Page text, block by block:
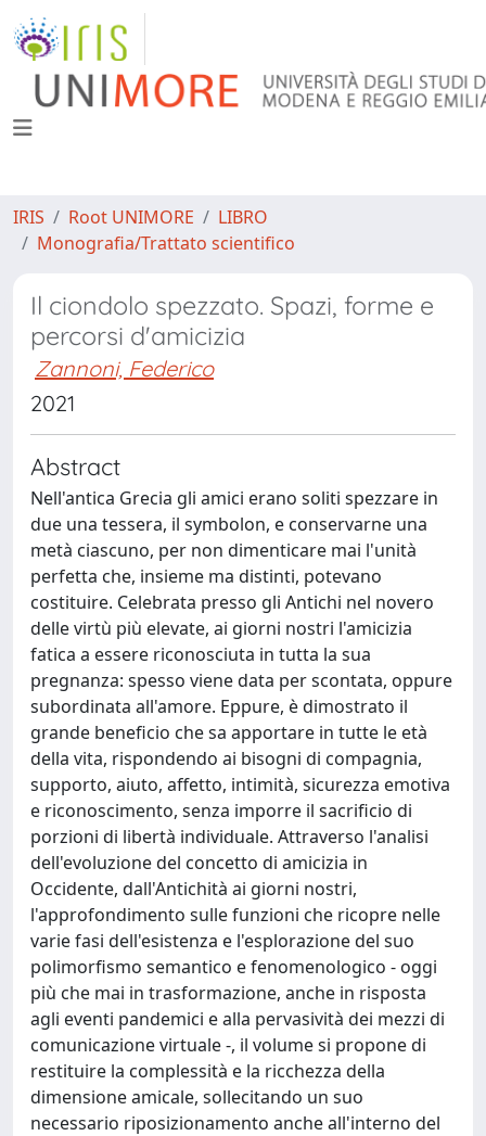
IRIS Root UNIMORE
LIBRO
Monografia/Trattato scientifico
Il ciondolo spezzato. Spazi, forme e
percorsi d'amicizia
Zannoni, Federico
2021
Abstract
Nell'antica Grecia gli amici erano soliti spezzare in
due una tessera, il symbolon, e conservarne una
metà ciascuno, per non dimenticare mai l'unità
perfetta che, insieme ma distinti, potevano
costituire. Celebrata presso gli Antichi nel novero
delle virtù più elevate, ai giorni nostri l'amicizia
fatica a essere riconosciuta in tutta la sua
pregnanza: spesso viene data per scontata, oppure
subordinata all'amore. Eppure, è dimostrato il
grande beneficio che sa apportare in tutte le età
della vita, rispondendo ai bisogni di compagnia,
supporto, aiuto, affetto, intimità, sicurezza emotiva
e riconoscimento, senza imporre il sacrificio di
porzioni di libertà individuale. Attraverso l'analisi
dell'evoluzione del concetto di amicizia in
Occidente, dall'Antichità ai giorni nostri,
l'approfondimento sulle funzioni che ricopre nelle
varie fasi dell'esistenza e l'esplorazione del suo
polimorfismo semantico e fenomenologico - oggi
più che mai in trasformazione, anche in risposta
agli eventi pandemici e alla pervasività dei mezzi di
comunicazione virtuale -, il volume si propone di
restituire la complessità e la ricchezza della
dimensione amicale, sollecitando un suo
necessario riposizionamento anche all'interno del